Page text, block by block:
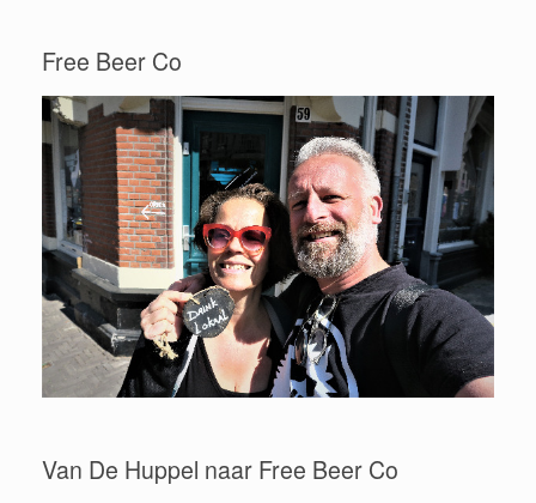
Free Beer Co
Van De Huppel naar Free Beer Co